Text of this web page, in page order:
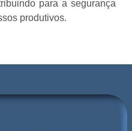
para a segurança
produtivos.